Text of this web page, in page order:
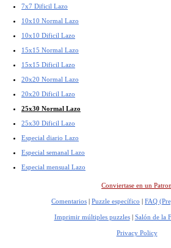
7x7 Dificil Lazo
10x10 Normal Lazo
10x10 Dificil Lazo
15x15 Normal Lazo
15x15 Dificil Lazo
20x20 Normal Lazo
20x20 Dificil Lazo
25x30 Normal Lazo
25x30 Dificil Lazo
Especial diario Lazo
Especial semanal Lazo
Especial mensual Lazo
Conviertase en un Patron
Comentarios | Puzzle específico | FAQ
Imprimir múltiples puzzles| Salón de la
Privacy Policy